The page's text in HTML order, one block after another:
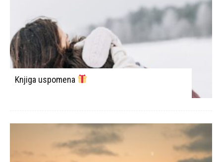
Knjiga uspomena